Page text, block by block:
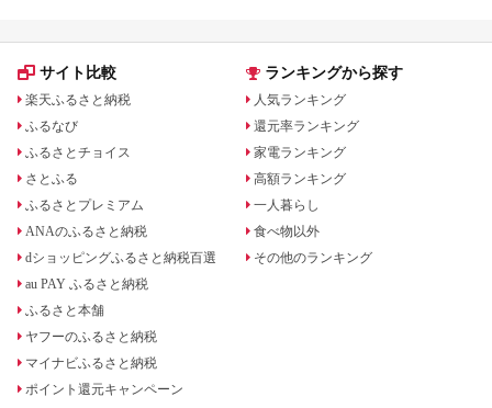
サイト比較
楽天ふるさと納税
ふるなび
ふるさとチョイス
さとふる
ふるさとプレミアム
ANAのふるさと納税
dショッピングふるさと納税百選
au PAY ふるさと納税
ふるさと本舗
ヤフーのふるさと納税
マイナビふるさと納税
ポイント還元キャンペーン
ランキングから探す
人気ランキング
還元率ランキング
家電ランキング
高額ランキング
一人暮らし
食べ物以外
その他のランキング